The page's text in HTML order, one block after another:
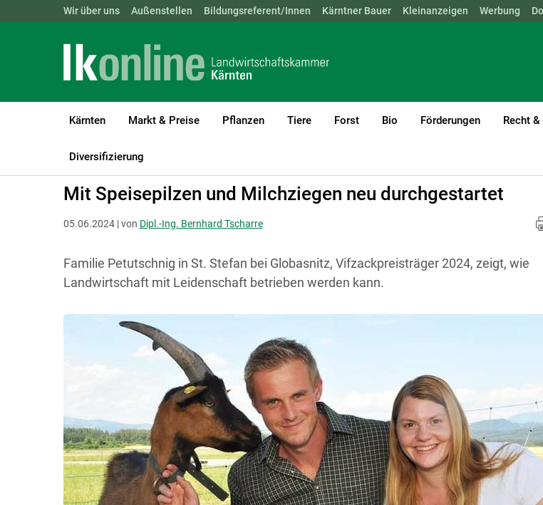
Landwirtschaftskammern: ÖSTERREICH BGLD KTN NÖ OÖ SBG STMK TIROL VBG
Wir über uns Außenstellen Bildungsreferent/Innen Kärntner Bauer Kleinanzeigen Werbung
Kärnten Markt & Preise Pflanzen Tiere Forst Bio Förderungen Recht &
Diversifizierung
LK Kärnten Betriebsführung
Mit Speisepilzen und Milchziegen neu durchgestartet
05.06.2024 | von Dipl.-Ing. Bernhard Tscharre
Familie Petutschnig in St. Stefan bei Globasnitz, Vifzackpreisträger 2024, zeigt, wie
Landwirtschaft mit Leidenschaft betrieben werden kann.